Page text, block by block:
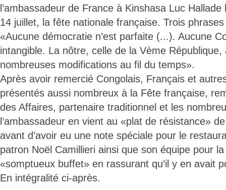
l’ambassadeur de France à Kinshasa Luc
14 juillet, la fête nationale française. Trois
«Aucune démocratie n’est parfaite (...). Aucune
intangible. La nôtre, celle de la Vème République,
nombreuses modifications au fil du temps».
Après avoir remercié Congolais, Français et
présentés aussi nombreux à la Fête française,
des Affaires, partenaire traditionnel et les
l’ambassadeur en vient au «plat de résistance»
avant d’avoir eu une note spéciale pour le
patron Noël Camillieri ainsi que son équipe pour
«somptueux buffet» en rassurant qu’il y en avait
En intégralité ci-après.